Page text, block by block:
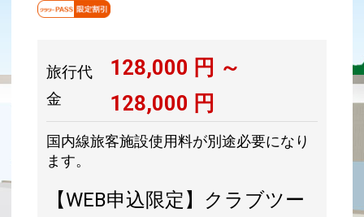
旅行代
金
128,000 円 ～
128,000 円
国内線旅客施設使用料が別途必要になり
ます。
【WEB申込限定】クラブツー